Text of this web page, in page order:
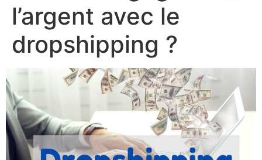
l’argent avec le
dropshipping ?